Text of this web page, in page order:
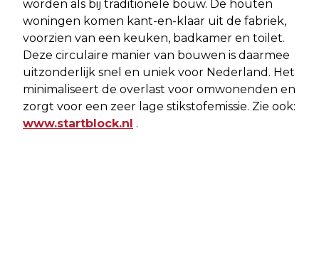
worden als bij traditionele bouw. De houten
woningen komen kant-en-klaar uit de fabriek,
voorzien van een keuken, badkamer en toilet.
Deze circulaire manier van bouwen is daarmee
uitzonderlijk snel en uniek voor Nederland. Het
minimaliseert de overlast voor omwonenden en
zorgt voor een zeer lage stikstofemissie. Zie ook:
www.startblock.nl .